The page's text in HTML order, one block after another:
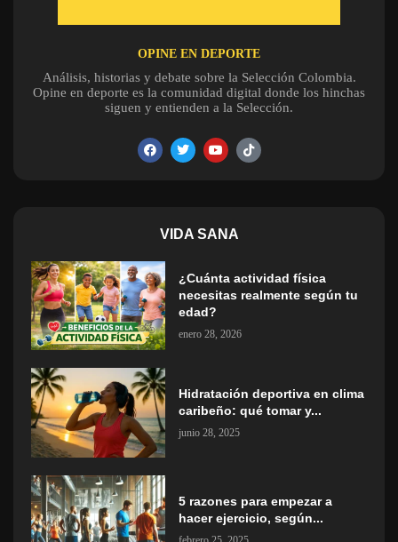
OPINE EN DEPORTE
Análisis, historias y debate sobre la Selección Colombia.
Opine en deporte es la comunidad digital donde los hinchas
siguen y entienden a la Selección.
VIDA SANA
¿Cuánta actividad física
necesitas realmente según tu
edad?
enero 28, 2026
Hidratación deportiva en clima
caribeño: qué tomar y...
junio 28, 2025
5 razones para empezar a
hacer ejercicio, según...